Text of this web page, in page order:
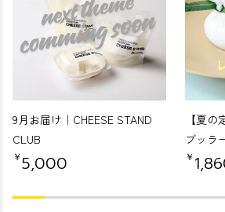
9月お届け｜CHEESE STAND
CLUB
￥5,000
【夏
ブッラ
￥